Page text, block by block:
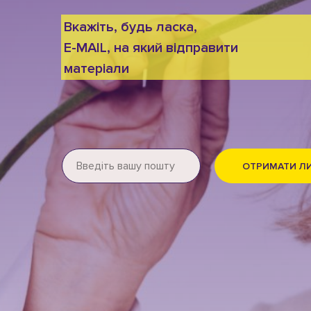
Вкажіть, будь ласка,
E-MAIL, на який відправити
матеріали
ОТРИМАТИ